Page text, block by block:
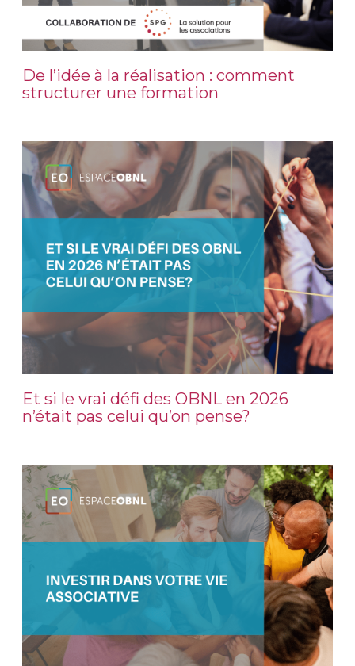
De l’idée à la réalisation : comment
structurer une formation
Et si le vrai défi des OBNL en 2026
n’était pas celui qu’on pense?